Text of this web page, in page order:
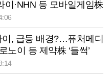
이·NHN 등 모바일게임株
이, 급등 배경?…퓨처메디
노이 등 제약株 ‘들썩’